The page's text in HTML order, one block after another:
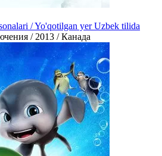
/ Yo'qotilgan yer Uzbek tilida
/ 2013 / Канада